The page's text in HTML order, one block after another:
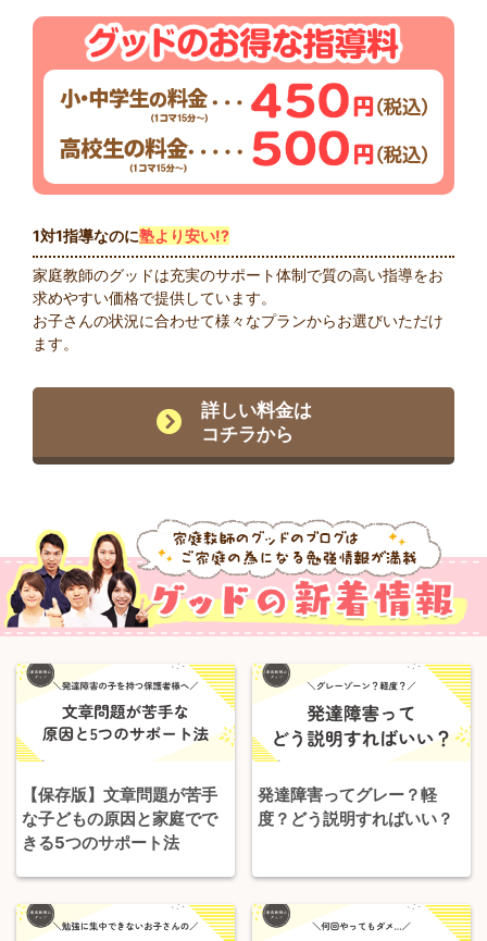
1対1指導なのに塾より安い!?
家庭教師のグッドは充実のサポート体制で質の高い指導をお
求めやすい価格で提供しています。
お子さんの状況に合わせて様々なプランからお選びいただけ
ます。
詳しい料金は
コチラから
【保存版】文章問題が苦手
な子どもの原因と家庭でで
きる5つのサポート法
発達障害ってグレー？軽
度？どう説明すればいい？